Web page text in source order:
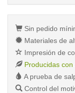
Sin pedido
Materiales de
Impresión de
Producidas
A prueba de
Control del